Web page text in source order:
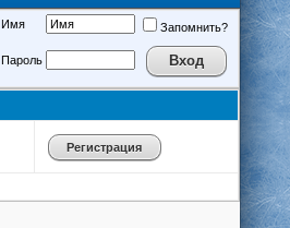
Имя Запомнить?
Пароль